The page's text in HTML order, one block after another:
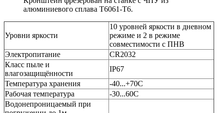
алюминиевого сплава Т6061-Т6.
Уровни яркости
10 уровней яркости в дневном
режиме и 2 в режиме
совместимости с ПНВ
Электропитание
CR2032
Класс пыле и
влагозащищённости
IP67
Температура хранения
-40...+70C
Рабочая температура
-30...60C
Водонепроницаемый при